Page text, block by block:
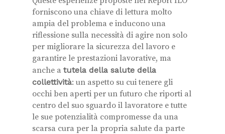
forniscono una chiave di lettura molto
ampia del problema e inducono una
riflessione sulla necessità di agire non solo
per migliorare la sicurezza del lavoro e
garantire le prestazioni lavorative, ma
anche a tutela della salute della
collettività: un aspetto su cui tenere gli
occhi ben aperti per un futuro che riporti al
centro del suo sguardo il lavoratore e tutte
le sue potenzialità compromesse da una
scarsa cura per la propria salute da parte